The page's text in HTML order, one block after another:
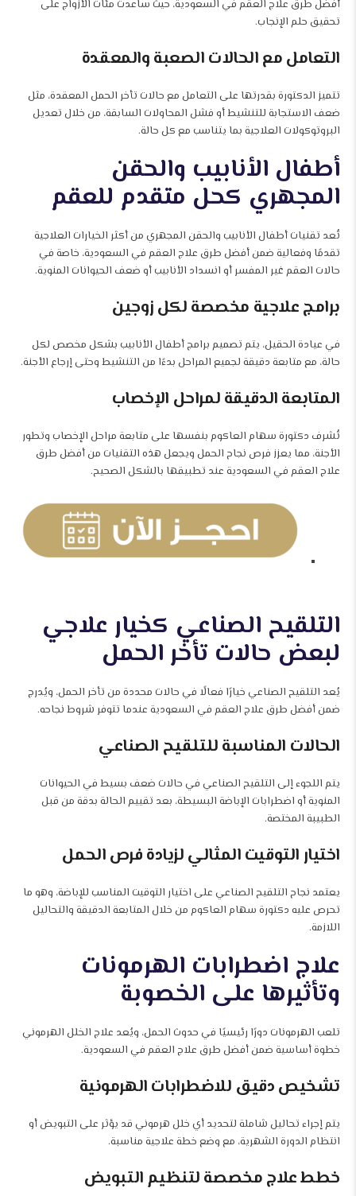
أفضل طرق علاج العقم في السعودية، حيث ساعدت مئات الأزواج على
تحقيق حلم الإنجاب.
التعامل مع الحالات الصعبة والمعقدة
تتميز الدكتورة بقدرتها على التعامل مع حالات تأخر الحمل المعقدة، مثل
ضعف الاستجابة للتنشيط أو فشل المحاولات السابقة، من خلال تعديل
البروتوكولات العلاجية بما يتناسب مع كل حالة.
أطفال الأنابيب والحقن
المجهري كحل متقدم للعقم
تُعد تقنيات أطفال الأنابيب والحقن المجهري من أكثر الخيارات العلاجية
تقدمًا وفعالية ضمن أفضل طرق علاج العقم في السعودية، خاصة في
حالات العقم غير المفسر أو انسداد الأنابيب أو ضعف الحيوانات المنوية.
برامج علاجية مخصصة لكل زوجين
في عيادة الحقيل، يتم تصميم برامج أطفال الأنابيب بشكل مخصص لكل
حالة، مع متابعة دقيقة لجميع المراحل بدءًا من التنشيط وحتى إرجاع الأجنة.
المتابعة الدقيقة لمراحل الإخصاب
تُشرف دكتورة سهام العاكوم بنفسها على متابعة مراحل الإخصاب وتطور
الأجنة، مما يعزز فرص نجاح الحمل ويجعل هذه التقنيات من أفضل طرق
علاج العقم في السعودية عند تطبيقها بالشكل الصحيح.
التلقيح الصناعي كخيار علاجي
لبعض حالات تأخر الحمل
يُعد التلقيح الصناعي خيارًا فعالًا في حالات محددة من تأخر الحمل، ويُدرج
ضمن أفضل طرق علاج العقم في السعودية عندما تتوفر شروط نجاحه.
الحالات المناسبة للتلقيح الصناعي
يتم اللجوء إلى التلقيح الصناعي في حالات ضعف بسيط في الحيوانات
المنوية أو اضطرابات الإباضة البسيطة، بعد تقييم الحالة بدقة من قبل
الطبيبة المختصة.
اختيار التوقيت المثالي لزيادة فرص الحمل
يعتمد نجاح التلقيح الصناعي على اختيار التوقيت المناسب للإباضة، وهو ما
تحرص عليه دكتورة سهام العاكوم من خلال المتابعة الدقيقة والتحاليل
اللازمة.
علاج اضطرابات الهرمونات
وتأثيرها على الخصوبة
تلعب الهرمونات دورًا رئيسيًا في حدوث الحمل، ويُعد علاج الخلل الهرموني
خطوة أساسية ضمن أفضل طرق علاج العقم في السعودية.
تشخيص دقيق للاضطرابات الهرمونية
يتم إجراء تحاليل شاملة لتحديد أي خلل هرموني قد يؤثر على التبويض أو
انتظام الدورة الشهرية، مع وضع خطة علاجية مناسبة.
خطط علاج مخصصة لتنظيم التبويض